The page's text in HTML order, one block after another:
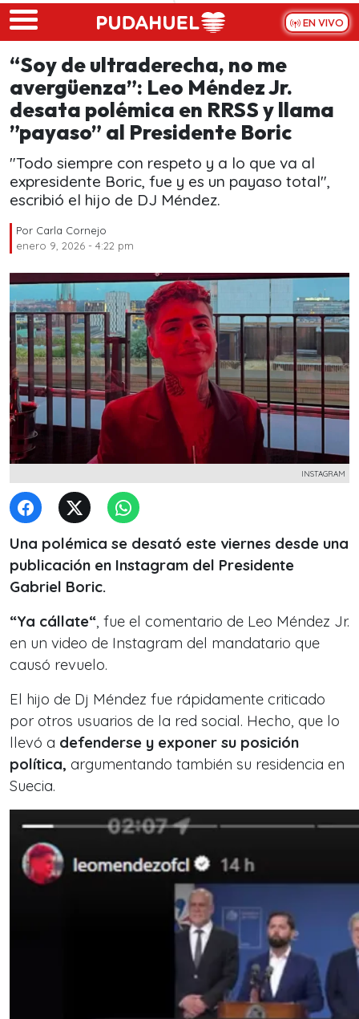
Skip to main content
EN VIVO
“Soy de ultraderecha, no me
avergüenza”: Leo Méndez Jr.
desata polémica en RRSS y llama
”payaso” al Presidente Boric
"Todo siempre con respeto y a lo que va al
expresidente Boric, fue y es un payaso total",
escribió el hijo de DJ Méndez.
Por Carla Cornejo
enero 9, 2026 - 4:22 pm
INSTAGRAM
Una polémica se desató este viernes desde una
publicación en Instagram del Presidente
Gabriel Boric.
“Ya cállate“, fue el comentario de Leo Méndez Jr.
en un video de Instagram del mandatario que
causó revuelo.
El hijo de Dj Méndez fue rápidamente criticado
por otros usuarios de la red social. Hecho, que lo
llevó a defenderse y exponer su posición
política, argumentando también su residencia en
Suecia.